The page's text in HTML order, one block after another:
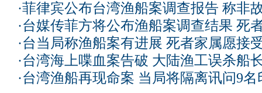
·菲律宾公布台湾渔船案调查报告 称非
·台媒传菲方将公布渔船案调查结果 死
·台当局称渔船案有进展 死者家属愿接
·台湾海上喋血案告破 大陆渔工误杀船
·台湾渔船再现命案 当局将隔离讯问9名